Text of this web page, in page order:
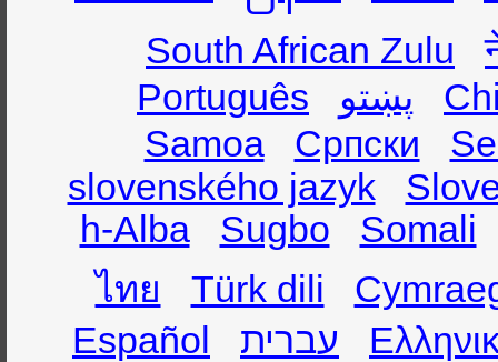
South African Zulu
Português
پښتو
Samoa
Српски
slovenského jazyk
h-Alba
Sugbo
Somali
ไทย
Türk dili
Español
עברית